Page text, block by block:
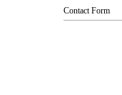
Contact Form